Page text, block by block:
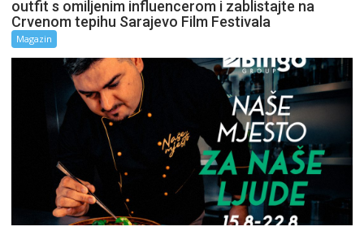
outfit s omiljenim influencerom i zablistajte na
Crvenom tepihu Sarajevo Film Festivala
Magazin